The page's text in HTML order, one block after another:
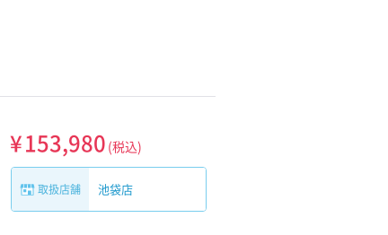
¥153,980 (税込)
取扱店舗 池袋店